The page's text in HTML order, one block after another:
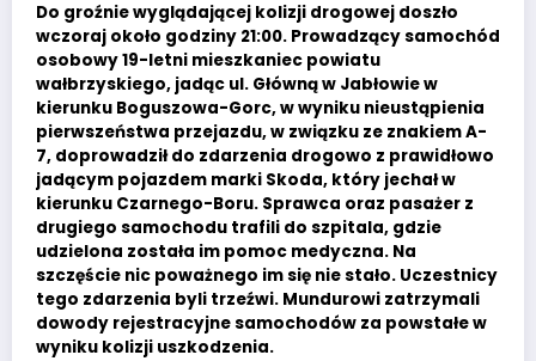
Do groźnie wyglądającej kolizji drogowej doszło
wczoraj około godziny 21:00. Prowadzący samochód
osobowy 19-letni mieszkaniec powiatu
wałbrzyskiego, jadąc ul. Główną w Jabłowie w
kierunku Boguszowa-Gorc, w wyniku nieustąpienia
pierwszeństwa przejazdu, w związku ze znakiem A-
7, doprowadził do zdarzenia drogowo z prawidłowo
jadącym pojazdem marki Skoda, który jechał w
kierunku Czarnego-Boru. Sprawca oraz pasażer z
drugiego samochodu trafili do szpitala, gdzie
udzielona została im pomoc medyczna. Na
szczęście nic poważnego im się nie stało. Uczestnicy
tego zdarzenia byli trzeźwi. Mundurowi zatrzymali
dowody rejestracyjne samochodów za powstałe w
wyniku kolizji uszkodzenia.